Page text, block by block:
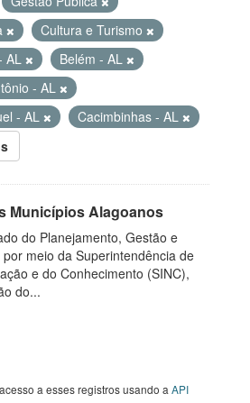
Cultura e Turismo
AL
Belém - AL
- AL
- AL
Cacimbinhas - AL
Municípios Alagoanos
do Planejamento, Gestão e
meio da Superintendência de
e do Conhecimento (SINC),
do...
a esses registros usando a API